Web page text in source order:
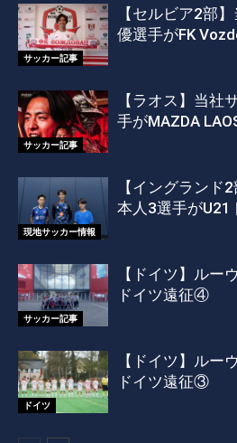
サッカー記事
【セルビア2部
優選手がFK
サッカー記事
【ラオス】当社
手がMAZDA
現地サッカー情報
【イングランド
本人3選手がU21
サッカー記事
【ドイツ】ル
ドイツ遠征④
ドイツ
【ドイツ】ル
ドイツ遠征③